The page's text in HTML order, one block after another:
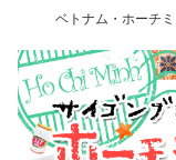
ベトナム・ホーチ